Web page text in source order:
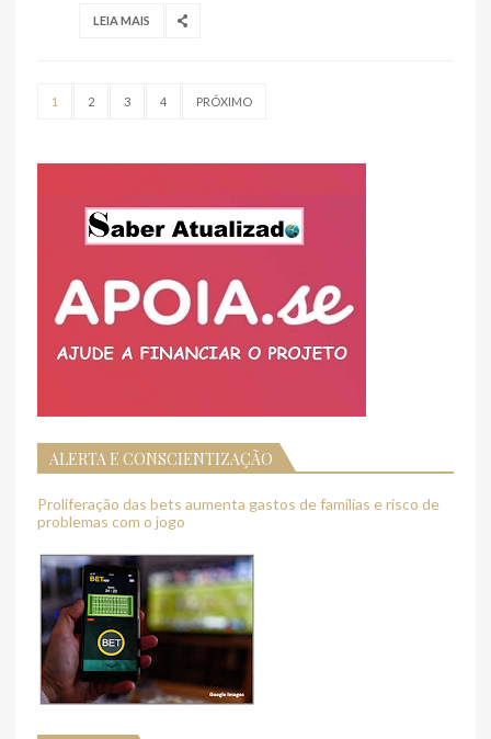
LEIA MAIS
1 2 3 4 PRÓXIMO
ALERTA E CONSCIENTIZAÇÃO
Proliferação das bets aumenta gastos de famílias e risco de
problemas com o jogo